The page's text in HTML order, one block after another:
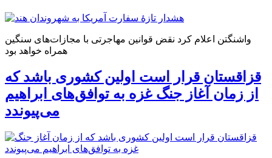
واشنگتن اعلام کرد نقض قوانین مهاجرتی با مجازات‌های سنگین
همراه خواهد بود
قزاقستان قرار است اولین کشوری باشد که
از زمان آغاز جنگ غزه به توافق‌های ابراهیم
می‌پیوندد